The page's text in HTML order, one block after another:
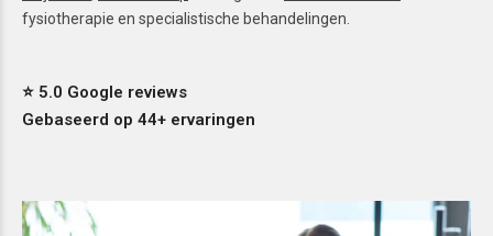
fysiotherapie en specialistische behandelingen.
⭐ 5.0 Google reviews
Gebaseerd op 44+ ervaringen